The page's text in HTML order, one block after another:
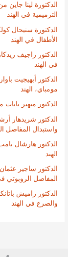
الدكتورة لينا
الترميمية في الهند
الدكتورة سنيحال
الأطفال في الهند
الدكتور راجيف
في الهند
الدكتور أبهيجيت
مومباي، الهند
الدكتور ميهير
الدكتور شريدهار
واستبدال المفاصل
الدكتور هارشال
الهند
الدكتور ساجير
المفاصل الروبوتي
الدكتور راميش
والصرع في الهند